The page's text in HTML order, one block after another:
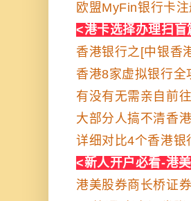
欧盟MyFin银行卡
<港卡选择办理扫盲
香港银行之[中银香
香港8家虚拟银行
有没有无需亲自前
大部分人搞不清香
详细对比4个香港
<新人开户必看-港
港美股券商长桥证